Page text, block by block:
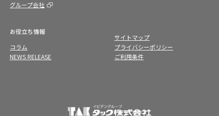
グループ会社
お役立ち情報
コラム
NEWS RELEASE
サイトマップ
プライバシーポリシー
ご利用条件